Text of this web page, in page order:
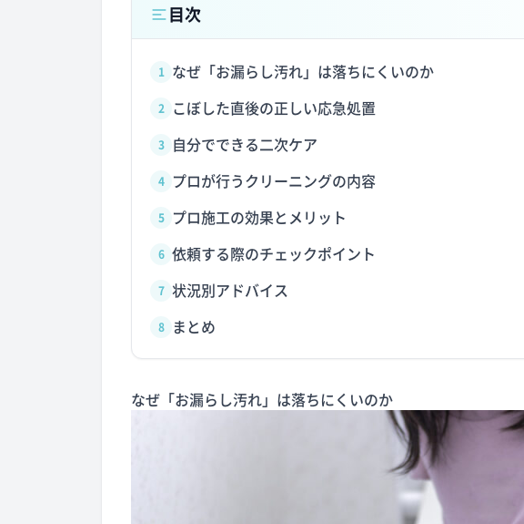
目次
1 なぜ「お漏らし汚れ」は落ちにくいのか
2 こぼした直後の正しい応急処置
3 自分でできる二次ケア
4 プロが行うクリーニングの内容
5 プロ施工の効果とメリット
6 依頼する際のチェックポイント
7 状況別アドバイス
8 まとめ
なぜ「お漏らし汚れ」は落ちにくいのか